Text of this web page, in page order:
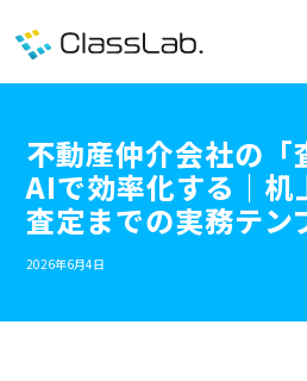
不動産仲介会社の「
AIで効率化する｜机
査定までの実務テン
2026年6月4日